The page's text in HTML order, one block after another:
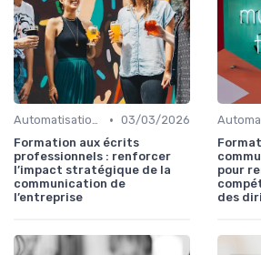
Automatisation & performance des campagnes • 03/03/2026
Formation aux écrits
professionnels : renforcer
l’impact stratégique de la
communication de
l’entreprise
pour
des